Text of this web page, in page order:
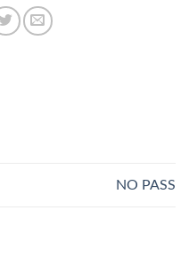
NO PASS